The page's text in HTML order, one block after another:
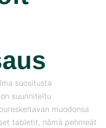
suositusta
suunniteltu
muodonsa
tabletit, nämä pehmeät